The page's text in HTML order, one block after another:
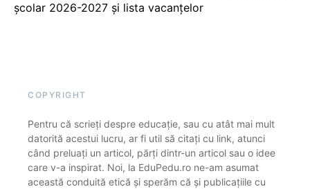
școlar 2026-2027 și lista vacanțelor
COPYRIGHT
Pentru că scrieți despre educație, sau cu atât mai mult
datorită acestui lucru, ar fi util să citați cu link, atunci
când preluați un articol, părți dintr-un articol sau o idee
care v-a inspirat. Noi, la EduPedu.ro ne-am asumat
această conduită etică și sperăm că și publicațiile cu